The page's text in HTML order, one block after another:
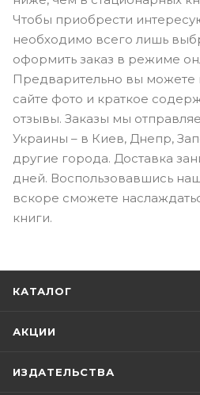
Чтобы приобрести
необходимо всего лишь
оформить заказ в режиме
Предварительно вы можете
сайте фото и краткое
отзывы. Заказы мы
Украины – в Киев, Днепр,
другие города. Доставка
дней. Воспользовавшись
вскоре сможете
книги.
КАТАЛОГ
АКЦИИ
ИЗДАТЕЛЬСТВА